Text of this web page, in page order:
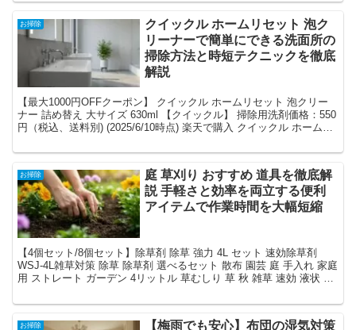
お掃除
クイックル ホームリセット 泡ク
リーナーで簡単にできる洗面所の
掃除方法と時短テクニックを徹底
解説
【最大1000円OFFクーポン】 クイックル ホームリセット 泡クリー
ナー 詰め替え 大サイズ 630ml 【クイックル】 掃除用洗剤価格：550
円（税込、送料別) (2025/6/10時点) 楽天で購入 クイックル ホームリ
お掃除
庭 草刈り おすすめ 道具を徹底解
説 手軽さと効率を両立する便利
アイテムで作業時間を大幅短縮
【4個セット/8個セット】除草剤 除草 強力 4L セット 速効除草剤
WSJ-4L雑草対策 除草 除草剤 選べるセット 散布 園芸 庭 手入れ 家庭
用 ストレート ガーデン 4リットル 草むしり 草 秋 雑草 速効 液状 薄
お掃除 【梅雨でも安心】布団の湿気対策